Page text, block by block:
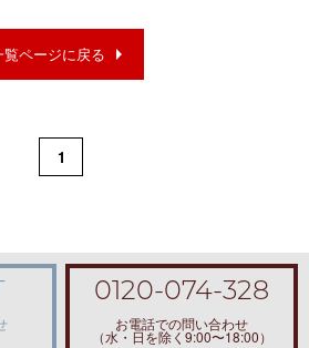
覧ページに戻る arrow_right
1
0120-074-328
お電話での問い合わせ
（水・日を除く9:00〜18:00）